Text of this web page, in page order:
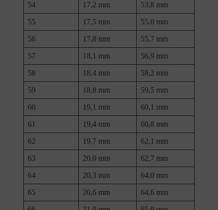
54 17,2 mm 53,8 mm
55 17,5 mm 55,0 mm
56 17,8 mm 55,7 mm
57 18,1 mm 56,9 mm
58 18,4 mm 58,2 mm
59 18,8 mm 59,5 mm
60 19,1 mm 60,1 mm
61 19,4 mm 60,8 mm
62 19,7 mm 62,1 mm
63 20,0 mm 62,7 mm
64 20,3 mm 64,0 mm
65 20,6 mm 64,6 mm